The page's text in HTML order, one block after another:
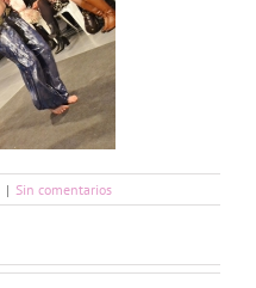
| Sin comentarios